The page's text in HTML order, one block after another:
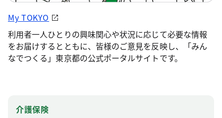
My TOKYO
利用者一人ひとりの興味関心や状況に応じて必要な情報
をお届けするとともに、皆様のご意見を反映し、「みん
なでつくる」東京都の公式ポータルサイトです。
介護保険